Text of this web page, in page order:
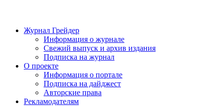
Журнал Грейдер
Информация о журнале
Свежий выпуск и архив издания
Подписка на журнал
О проекте
Информация о портале
Подписка на дайджест
Авторские права
Рекламодателям